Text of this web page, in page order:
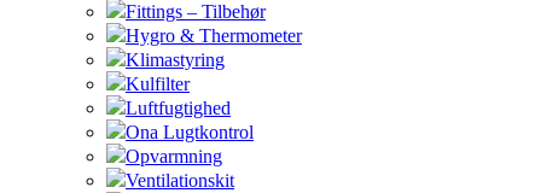
Fittings – Tilbehør
Hygro & Thermometer
Klimastyring
Kulfilter
Luftfugtighed
Ona Lugtkontrol
Opvarmning
Ventilationskit